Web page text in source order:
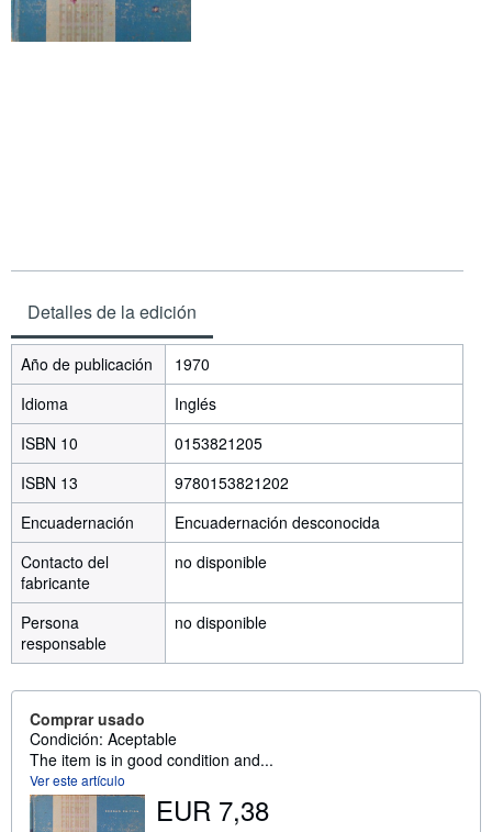
Detalles de la edición
Año de publicación
1970
Idioma
Inglés
ISBN 10
0153821205
ISBN 13
9780153821202
Encuadernación
Encuadernación desconocida
Contacto del
fabricante
no disponible
Persona
responsable
no disponible
Comprar usado
Condición: Aceptable
The item is in good condition and...
Ver este artículo
EUR 7,38